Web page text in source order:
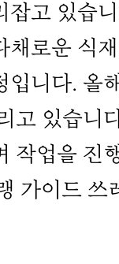
고 있습
로운 식
입니다.
고 있습니
작업을 진
가이드 쓰